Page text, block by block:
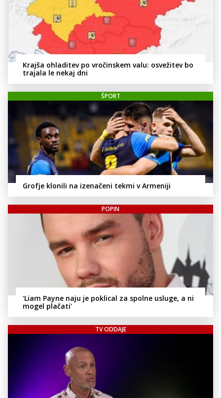
Krajša ohladitev po vročinskem valu: osvežitev bo
trajala le nekaj dni
ŠPORT
Grofje klonili na izenačeni tekmi v Armeniji
POPIN
'Liam Payne naju je poklical za spolne usluge, a ni
mogel plačati'
TV ODDAJE